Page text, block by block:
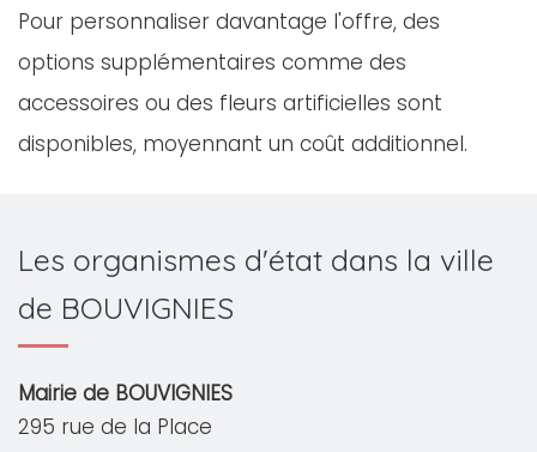
Pour personnaliser davantage l'offre, des
options supplémentaires comme des
accessoires ou des fleurs artificielles sont
disponibles, moyennant un coût additionnel.
Les organismes d'état dans la ville
de BOUVIGNIES
Mairie de BOUVIGNIES
295 rue de la Place